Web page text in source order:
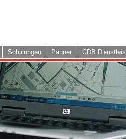
Schulungen Partner GDB